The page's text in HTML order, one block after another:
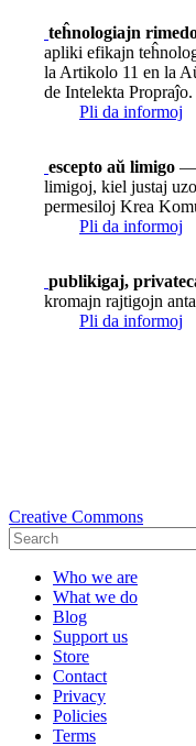
teĥnologiajn
apliki efikajn
la Artikolo 11 en la
de Intelekta Propraĵo.
Pli da informoj
escepto aŭ limigo —
limigoj, kiel justaj
permesiloj Krea
Pli da informoj
publikigaj,
kromajn rajtigojn
Pli da informoj
Creative Commons
Who we are
What we do
Blog
Support us
Store
Contact
Privacy
Policies
Terms